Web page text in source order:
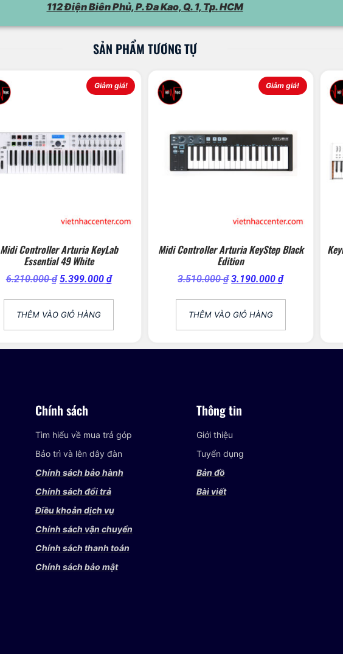
112 Điện Biên Phủ, P. Đa Kao, Q. 1, Tp. HCM
SẢN PHẨM TƯƠNG TỰ
Giảm giá!
Midi Controller Arturia KeyLab
Essential 49 White
6.210.000₫ 5.399.000 ₫
THÊM VÀO GIỎ HÀNG
Giảm giá!
Midi Controller Arturia KeyStep Black
Edition
3.510.000₫ 3.190.000₫
THÊM VÀO GIỎ HÀNG
Chính sách
Tìm hiểu về mua trả góp
Bảo trì và lên dây đàn
Chính sách bảo hành
Chính sách đổi trả
Điều khoản dịch vụ
Chính sách vận chuyển
Chính sách thanh toán
Chính sách bảo mật
Thông tin
Giới thiệu
Tuyển dụng
Bản đồ
Bài viết